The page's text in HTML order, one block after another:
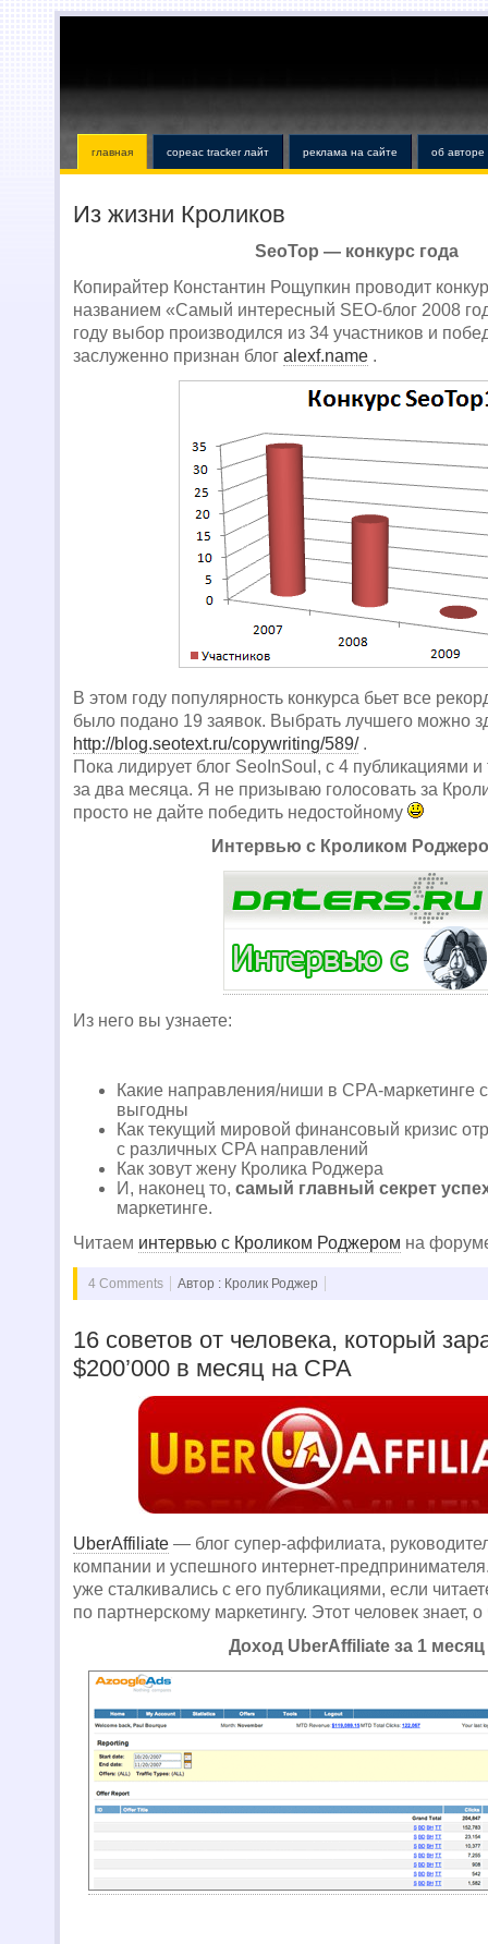
главная copeac tracker лайт реклама на сайте об авторе
Из жизни Кроликов
SeoTop — конкурс года
Копирайтер Константин Рощупкин проводит
названием «Самый интересный SEO-блог 2008
году выбор производился из 34 участников и
заслуженно признан блог alexf.name .
В этом году популярность конкурса бьет все
было подано 19 заявок. Выбрать лучшего можно
http://blog.seotext.ru/copywriting/589/.
Пока лидирует блог SeoInSoul, с 4 публикациями
за два месяца. Я не призываю голосовать за
просто не дайте победить недостойному
Интервью с Кроликом
Из него вы узнаете:
Какие направления/ниши в CPA-маркетинге
выгодны
Как текущий мировой финансовый кризис
с различных CPA направлений
Как зовут жену Кролика Роджера
И, наконец то, самый главный секрет
маркетинге.
Читаем интервью с Кроликом Роджером на
4 Comments Автор : Кролик Роджер
16 советов от человека, который
$200’000 в месяц на CPA
UberAffiliate — блог супер-аффилиата,
компании и успешного интернет-
уже сталкивались с его публикациями, если
по партнерскому маркетингу. Этот человек знает,
Доход UberAffiliate за 1 месяц